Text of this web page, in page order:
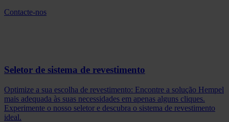
Contacte-nos
Seletor de sistema de revestimento
Optimize a sua escolha de revestimento: Encontre a solução Hempel
mais adequada às suas necessidades em apenas alguns cliques.
Experimente o nosso seletor e descubra o sistema de revestimento
ideal.